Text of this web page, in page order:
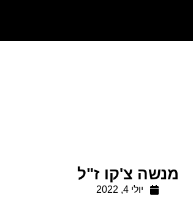
מנשה צ'קו ז"ל
יולי 4, 2022